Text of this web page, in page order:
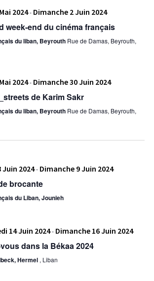
2024- Dimanche 2 Juin 2024
week-end du cinéma français
du liban, Beyrouth Rue de Damas, Beyrouth,
2024- Dimanche 30 Juin 2024
de Karim Sakr
du liban, Beyrouth Rue de Damas, Beyrouth,
Juin 2024- Dimanche 9 Juin 2024
brocante
du Liban, Jounieh
14 Juin 2024- Dimanche 16 Juin 2024
dans la Békaa 2024
Hermel , Liban